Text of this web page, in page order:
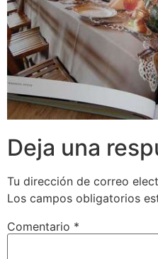
Deja una
Tu dirección de correo
Los campos obligatorios
Comentario *